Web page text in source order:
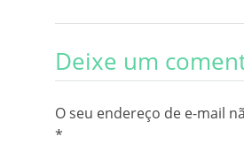
Deixe um
O seu endereço de e-mail
*